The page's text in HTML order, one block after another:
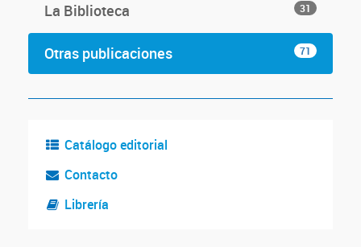
La Biblioteca 31
Otras publicaciones 71
Catálogo editorial
Contacto
Librería